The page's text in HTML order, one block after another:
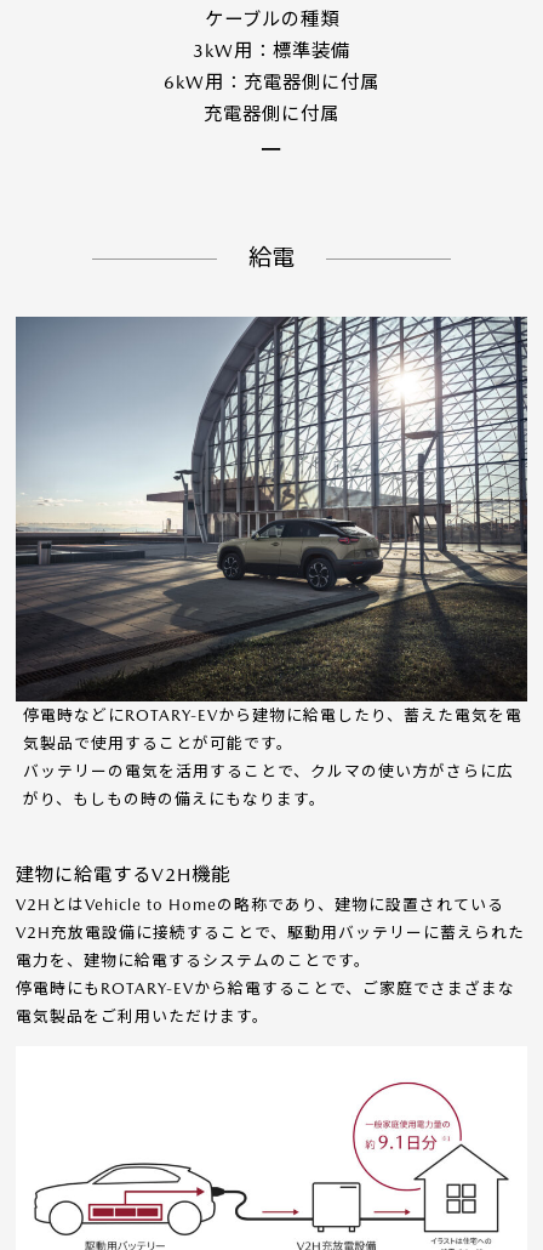
ケーブルの種類
3kW用：標準装備
6kW用：充電器側に付属
充電器側に付属
ー
給電
停電時などにROTARY-EVから建物に給電したり、蓄えた電気を電
気製品で使用することが可能です。
バッテリーの電気を活用することで、クルマの使い方がさらに広
がり、もしもの時の備えにもなります。
建物に給電するV2H機能
V2HとはVehicle to Homeの略称であり、建物に設置されている
V2H充放電設備に接続することで、駆動用バッテリーに蓄えられた
電力を、建物に給電するシステムのことです。
停電時にもROTARY-EVから給電することで、ご家庭でさまざまな
電気製品をご利用いただけます。